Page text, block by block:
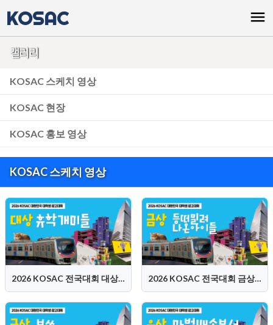
KOSAC menu
갤러리
KOSAC 스케치 영상
KOSAC 현장
KOSAC 홍보 영상
KOSAC 스케치 영상
2026 KOSAC 전국대회 대상 (휴학개미들) 2026 KOSAC 전국대회 금상 (등 떠밀려 나온 아이들)